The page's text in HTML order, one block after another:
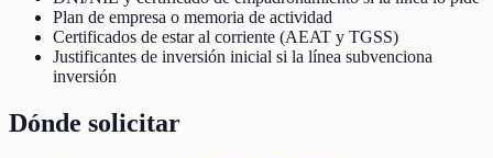
Plan de empresa o memoria de actividad
Certificados de estar al corriente (AEAT y TGSS)
Justificantes de inversión inicial si la línea subvenciona
inversión
Dónde solicitar